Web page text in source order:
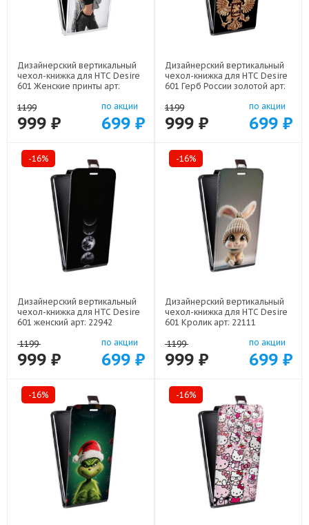
Дизайнерский вертикальный
чехол-книжка для HTC Desire
601 Женские принты арт:
1199
999 ₽
по акции
699 ₽
Дизайнерский вертикальный
чехол-книжка для HTC Desire
601 Герб России золотой арт:
1199
999 ₽
по акции
699 ₽
-16%
Дизайнерский вертикальный
чехол-книжка для HTC Desire
601 женский арт: 22942
1199
999 ₽
по акции
699 ₽
-16%
Дизайнерский вертикальный
чехол-книжка для HTC Desire
601 Кролик арт: 22111
1199
999 ₽
по акции
699 ₽
-16% -16%